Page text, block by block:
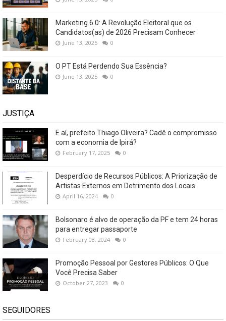
Marketing 6.0: A Revolução Eleitoral que os
Candidatos(as) de 2026 Precisam Conhecer
June 13, 2025 0
O PT Está Perdendo Sua Essência?
June 13, 2025 0
JUSTIÇA
E aí, prefeito Thiago Oliveira? Cadê o compromisso
com a economia de Ipirá?
February 17, 2025 0
Desperdício de Recursos Públicos: A Priorização de
Artistas Externos em Detrimento dos Locais
April 16, 2024 0
Bolsonaro é alvo de operação da PF e tem 24 horas
para entregar passaporte
February 08, 2024 0
Promoção Pessoal por Gestores Públicos: O Que
Você Precisa Saber
October 27, 2023 0
SEGUIDORES